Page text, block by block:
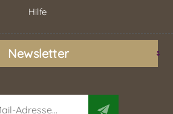
Hilfe
Newsletter